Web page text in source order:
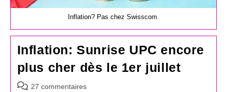
Inflation? Pas chez Swisscom.
Inflation: Sunrise UPC encore
plus cher dès le 1er juillet
Commentaires
27 commentaires